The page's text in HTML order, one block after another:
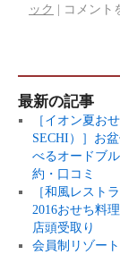
ック | コメント
最新の記事
［イオン夏お
SECHI）］お
べるオードブ
約・口コミ
［和風レスト
2016おせち料
店頭受取り
会員制リゾー